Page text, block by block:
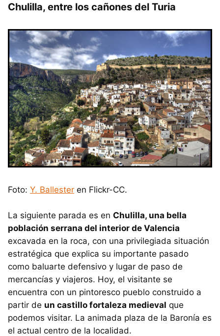
Chulilla, entre los cañones del Turia
Foto: Y. Ballester en Flickr-CC.
La siguiente parada es en Chulilla, una bella
población serrana del interior de Valencia
excavada en la roca, con una privilegiada situación
estratégica que explica su importante pasado
como baluarte defensivo y lugar de paso de
mercancías y viajeros. Hoy, el visitante se
encuentra con un pintoresco pueblo construido a
partir de un castillo fortaleza medieval que
podemos visitar. La animada plaza de la Baronía es
el actual centro de la localidad.